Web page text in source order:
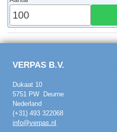
VERPAS B.V.
Dukaat 10
5751 PW Deurne
Nederland
(+31) 493 322068
info@verpas.nl